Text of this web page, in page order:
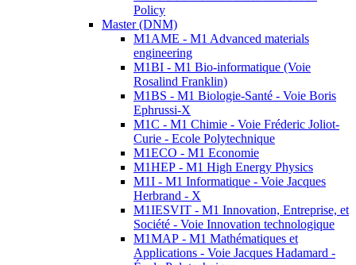
Policy
Master (DNM)
M1AME - M1 Advanced materials
engineering
M1BI - M1 Bio-informatique (Voie
Rosalind Franklin)
M1BS - M1 Biologie-Santé - Voie Boris
Ephrussi-X
M1C - M1 Chimie - Voie Fréderic Joliot-
Curie - Ecole Polytechnique
M1ECO - M1 Economie
M1HEP - M1 High Energy Physics
M1I - M1 Informatique - Voie Jacques
Herbrand - X
M1IESVIT - M1 Innovation, Entreprise, et
Société - Voie Innovation technologique
M1MAP - M1 Mathématiques et
Applications - Voie Jacques Hadamard -